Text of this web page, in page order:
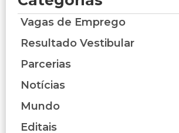
Vagas de Emprego
Resultado Vestibular
Parcerias
Notícias
Mundo
Editais